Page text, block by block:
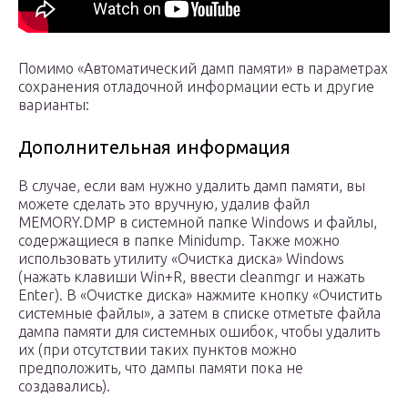
Помимо «Автоматический дамп памяти» в параметрах
сохранения отладочной информации есть и другие
варианты:
Дополнительная информация
В случае, если вам нужно удалить дамп памяти, вы
можете сделать это вручную, удалив файл
MEMORY.DMP в системной папке Windows и файлы,
содержащиеся в папке Minidump. Также можно
использовать утилиту «Очистка диска» Windows
(нажать клавиши Win+R, ввести cleanmgr и нажать
Enter). В «Очистке диска» нажмите кнопку «Очистить
системные файлы», а затем в списке отметьте файла
дампа памяти для системных ошибок, чтобы удалить
их (при отсутствии таких пунктов можно
предположить, что дампы памяти пока не
создавались).